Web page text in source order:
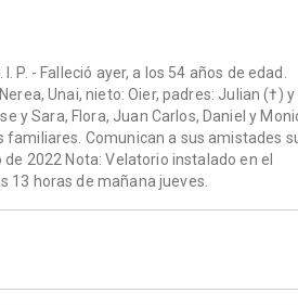
P. - Falleció ayer, a los 54 años de edad.
Unai, nieto: Oier, padres: Julian (†) y
y Sara, Flora, Juan Carlos, Daniel y
familiares. Comunican a sus amistades
2022 Nota: Velatorio instalado en el
13 horas de mañana jueves.